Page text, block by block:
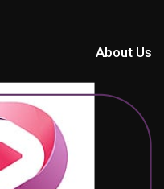
About Us